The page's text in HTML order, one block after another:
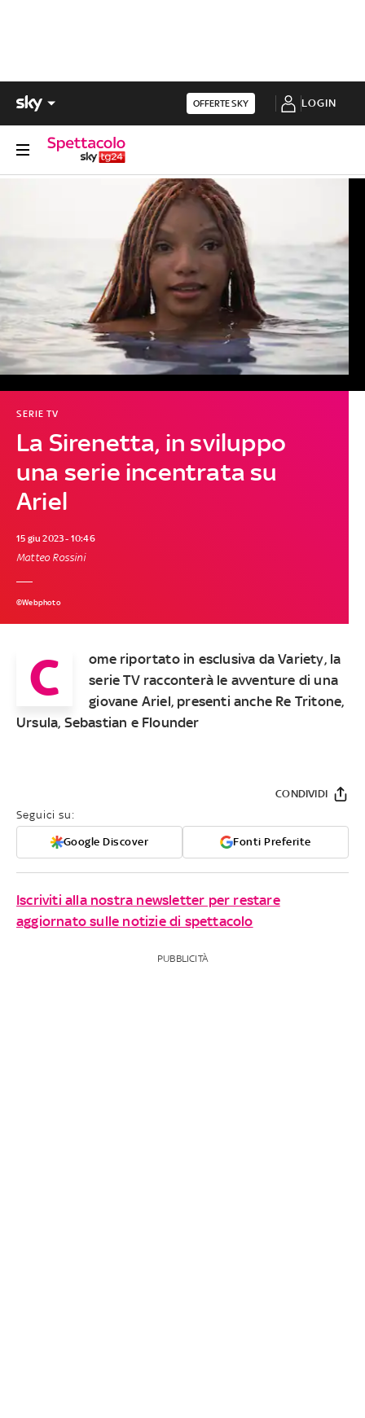
OFFERTE SKY LOGIN
La Sirenetta, in sviluppo
una serie incentrata su
Ariel
SERIE TV
15 giu 2023 - 10:46
Matteo Rossini
©Webphoto
C
ome riportato in esclusiva da Variety, la
serie TV racconterà le avventure di una
giovane Ariel, presenti anche Re Tritone,
Ursula, Sebastian e Flounder
Seguici su:
Google Discover Fonti Preferite
CONDIVIDI
Iscriviti alla nostra newsletter per restare
aggiornato sulle notizie di spettacolo
PUBBLICITÀ